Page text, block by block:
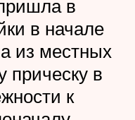
в
в начале
из местных
прическу в
к